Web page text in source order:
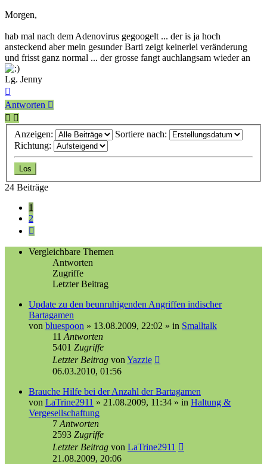
Morgen,
hab mal nach dem Adenovirus gegoogelt ... der is ja hoch
ansteckend aber mein gesunder Barti zeigt keinerlei veränderung
und frisst ganz normal ... der grosse fangt auchlangsam wieder an
Lg. Jenny
oben
Antworten
Anzeigen:
Sortiere nach:
Richtung:
24 Beiträge
1
2
Nächste
Vergleichbare Themen
Antworten
Zugriffe
Letzter Beitrag
Update zu den beunruhigenden Angriffen indischer
Bartagamen
von bluespoon » 13.08.2009, 22:02 » in Smalltalk
11 Antworten
5401 Zugriffe
Letzter Beitrag von Yazzie
06.03.2010, 01:56
Brauche Hilfe bei der Anzahl der Bartagamen
von LaTrine2911 » 21.08.2009, 11:34 » in Haltung &
Vergesellschaftung
7 Antworten
2593 Zugriffe
Letzter Beitrag von LaTrine2911
21.08.2009, 20:06